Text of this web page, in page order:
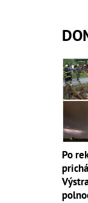
Po